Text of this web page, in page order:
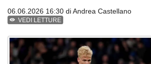
06.06.2026 16:30 diAndrea Castellano
VEDI LETTURE